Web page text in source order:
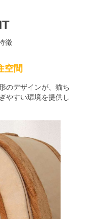
徴
空間
のデザインが、猫ち
やすい環境を提供し